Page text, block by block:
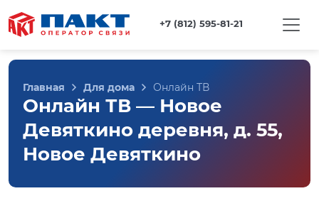
+7 (812) 595-81-21
Главная Для дома Онлайн ТВ
Онлайн ТВ — Новое
Девяткино деревня, д. 55,
Новое Девяткино